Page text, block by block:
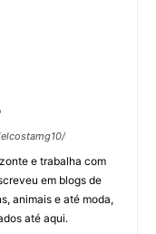
e trabalha com
em blogs de
animais e até moda,
até aqui.